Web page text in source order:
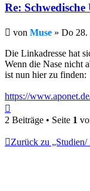
Re:
Beitrag
von Muse » Do 28.
Die Linkadresse hat
Wenn die Nase nicht
ist nun hier zu finden:
https://
oben
2 Beiträge • Seite 1
Zurück zu